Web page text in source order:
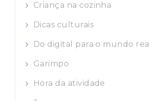
Criança na cozinha
Dicas culturais
Do digital para o mundo real
Garimpo
Hora da atividade